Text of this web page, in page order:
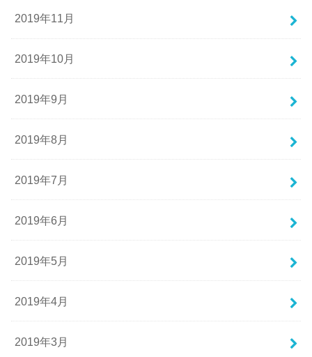
2019年11月
2019年10月
2019年9月
2019年8月
2019年7月
2019年6月
2019年5月
2019年4月
2019年3月